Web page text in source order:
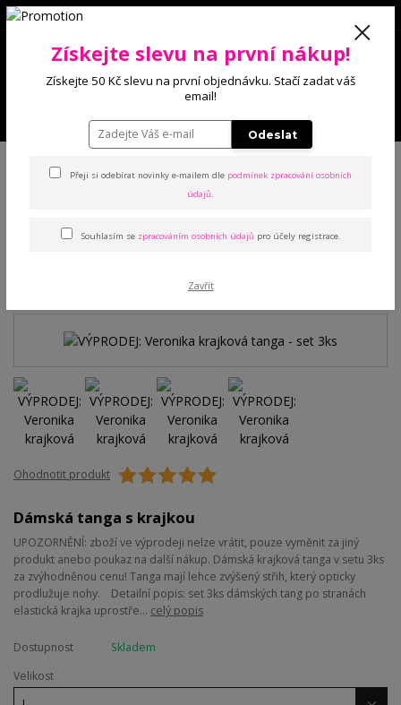
0 Kč
krajková tanga - set 3ks
Ohodnotit produkt
Dámská tanga s krajkou
UPOZORNĚNÍ: zboží ve výprodeji nelze vrátit, pouze vyměnit za jiný
produkt anebo poukaz na další nákup. Dámská krajková tanga v setu 3ks
za zvýhodněnou cenu! Tanga mají lehce zvýšený střih, který opticky
prodlužuje nohy. Detailní popis: set 3ks dámských tang po stranách
elastická krajka uprostře... celý popis
Dostupnost
Skladem
Velikost
Získejte slevu na první nákup!
Získejte 50 Kč slevu na první objednávku. Stačí zadat váš
email!
Odeslat
Přeji si odebírat novinky e-mailem dle podmínek zpracování osobních
údajů.
Souhlasím se zpracováním osobních údajů pro účely registrace.
Zavřít